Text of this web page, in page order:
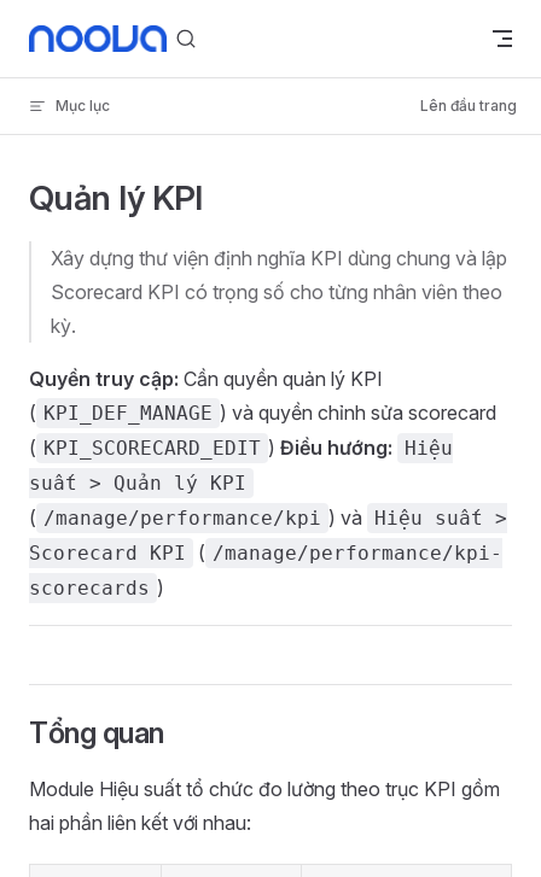
Skip to content
Mục lục Lên đầu trang
Quản lý KPI
Xây dựng thư viện định nghĩa KPI dùng chung và lập
Scorecard KPI có trọng số cho từng nhân viên theo
kỳ.
Quyền truy cập: Cần quyền quản lý KPI
( KPI_DEF_MANAGE ) và quyền chỉnh sửa scorecard
( KPI_SCORECARD_EDIT ) Điều hướng:
Hiệu
suất > Quản lý KPI
( /manage/performance/kpi ) và
Hiệu suất >
Scorecard KPI
( /manage/performance/kpi-
scorecards )
Tổng quan
Module Hiệu suất tổ chức đo lường theo trục KPI gồm
hai phần liên kết với nhau: